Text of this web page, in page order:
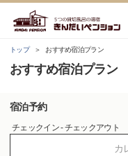
トップ おすすめ宿泊プラン
おすすめ宿泊プラン
宿泊予約
チェックイン - チェックアウト
カ